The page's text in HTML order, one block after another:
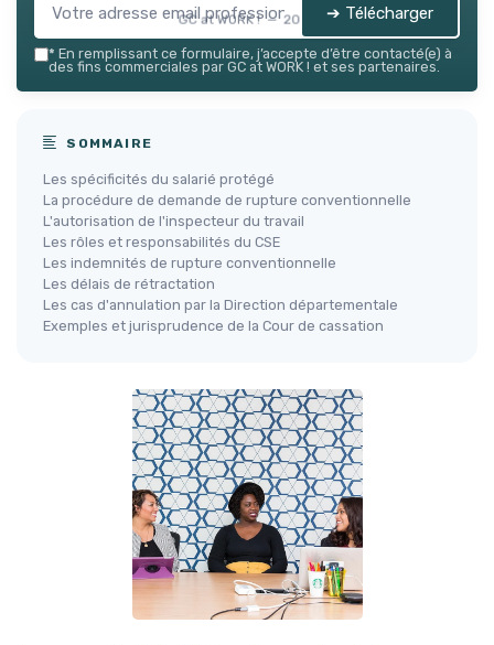
GC at WORK ! — 2026 ➔ Télécharger
* En remplissant ce formulaire, j’accepte d’être contacté(e) à
des fins commerciales par GC at WORK ! et ses partenaires.
SOMMAIRE
Les spécificités du salarié protégé
La procédure de demande de rupture conventionnelle
L'autorisation de l'inspecteur du travail
Les rôles et responsabilités du CSE
Les indemnités de rupture conventionnelle
Les délais de rétractation
Les cas d'annulation par la Direction départementale
Exemples et jurisprudence de la Cour de cassation